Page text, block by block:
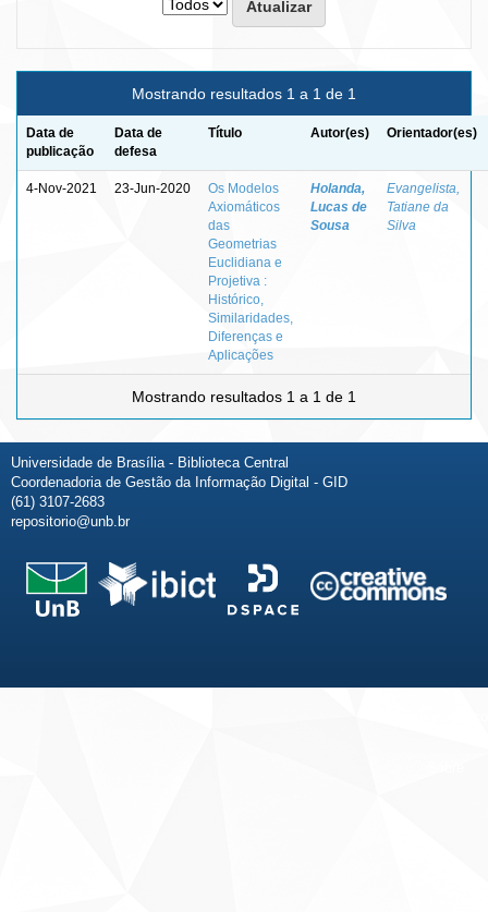
Mostrando resultados 1 a 1 de 1
Data de
publicação
Data de
defesa
Título Autor(es) Orientador(es)
4-Nov-2021 23-Jun-2020
Os Modelos
Axiomáticos
das
Geometrias
Euclidiana e
Projetiva :
Histórico,
Similaridades,
Diferenças e
Aplicações
Holanda,
Lucas de
Sousa
Evangelista,
Tatiane da
Silva
Mostrando resultados 1 a 1 de 1
Universidade de Brasília - Biblioteca Central
Coordenadoria de Gestão da Informação Digital - GID
(61) 3107-2683
repositorio@unb.br